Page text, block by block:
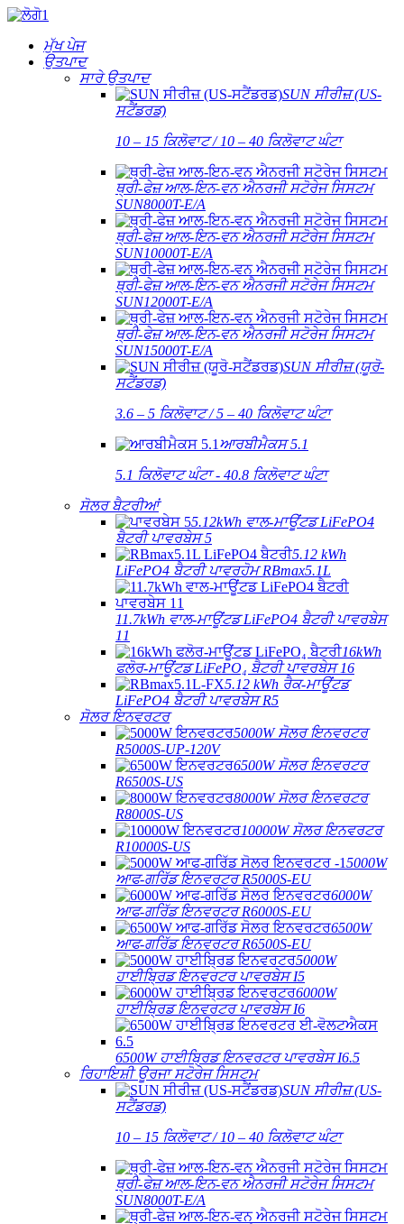
ਮੁੱਖ ਪੇਜ
ਉਤਪਾਦ
ਸਾਰੇ ਉਤਪਾਦ
SUN ਸੀਰੀਜ਼ (US-
ਸਟੈਂਡਰਡ)
10 – 15 ਕਿਲੋਵਾਟ / 10 – 40 ਕਿਲੋਵਾਟ ਘੰਟਾ
ਥ੍ਰੀ-ਫੇਜ਼ ਆਲ-ਇਨ-ਵਨ ਐਨਰਜੀ ਸਟੋਰੇਜ ਸਿਸਟਮ
SUN8000T-E/A
ਥ੍ਰੀ-ਫੇਜ਼ ਆਲ-ਇਨ-ਵਨ ਐਨਰਜੀ ਸਟੋਰੇਜ ਸਿਸਟਮ
SUN10000T-E/A
ਥ੍ਰੀ-ਫੇਜ਼ ਆਲ-ਇਨ-ਵਨ ਐਨਰਜੀ ਸਟੋਰੇਜ ਸਿਸਟਮ
SUN12000T-E/A
ਥ੍ਰੀ-ਫੇਜ਼ ਆਲ-ਇਨ-ਵਨ ਐਨਰਜੀ ਸਟੋਰੇਜ ਸਿਸਟਮ
SUN15000T-E/A
SUN ਸੀਰੀਜ਼ (ਯੂਰੋ-
ਸਟੈਂਡਰਡ)
3.6 – 5 ਕਿਲੋਵਾਟ / 5 – 40 ਕਿਲੋਵਾਟ ਘੰਟਾ
ਆਰਬੀਮੈਕਸ 5.1
5.1 ਕਿਲੋਵਾਟ ਘੰਟਾ - 40.8 ਕਿਲੋਵਾਟ ਘੰਟਾ
ਸੋਲਰ ਬੈਟਰੀਆਂ
5.12kWh ਵਾਲ-ਮਾਊਂਟਡ LiFePO4
ਬੈਟਰੀ ਪਾਵਰਬੇਸ 5
5.12 kWh
LiFePO4 ਬੈਟਰੀ ਪਾਵਰਹੋਮ RBmax5.1L
11.7kWh ਵਾਲ-ਮਾਊਂਟਡ LiFePO4 ਬੈਟਰੀ ਪਾਵਰਬੇਸ
11
16kWh
ਫਲੋਰ-ਮਾਊਂਟਡ LiFePO₄ ਬੈਟਰੀ ਪਾਵਰਬੇਸ 16
5.12 kWh ਰੈਕ-ਮਾਊਂਟਡ
LiFePO4 ਬੈਟਰੀ ਪਾਵਰਬੇਸ R5
ਸੋਲਰ ਇਨਵਰਟਰ
5000W ਸੋਲਰ ਇਨਵਰਟਰ
R5000S-UP-120V
6500W ਸੋਲਰ ਇਨਵਰਟਰ
R6500S-US
8000W ਸੋਲਰ ਇਨਵਰਟਰ
R8000S-US
10000W ਸੋਲਰ ਇਨਵਰਟਰ
R10000S-US
5000W
ਆਫ-ਗਰਿੱਡ ਇਨਵਰਟਰ R5000S-EU
6000W
ਆਫ-ਗਰਿੱਡ ਇਨਵਰਟਰ R6000S-EU
6500W
ਆਫ-ਗਰਿੱਡ ਇਨਵਰਟਰ R6500S-EU
5000W
ਹਾਈਬ੍ਰਿਡ ਇਨਵਰਟਰ ਪਾਵਰਬੇਸ I5
6000W
ਹਾਈਬ੍ਰਿਡ ਇਨਵਰਟਰ ਪਾਵਰਬੇਸ I6
6500W ਹਾਈਬ੍ਰਿਡ ਇਨਵਰਟਰ ਪਾਵਰਬੇਸ I6.5
ਰਿਹਾਇਸ਼ੀ ਊਰਜਾ ਸਟੋਰੇਜ ਸਿਸਟਮ
SUN ਸੀਰੀਜ਼ (US-
ਸਟੈਂਡਰਡ)
10 – 15 ਕਿਲੋਵਾਟ / 10 – 40 ਕਿਲੋਵਾਟ ਘੰਟਾ
ਥ੍ਰੀ-ਫੇਜ਼ ਆਲ-ਇਨ-ਵਨ ਐਨਰਜੀ ਸਟੋਰੇਜ ਸਿਸਟਮ
SUN8000T-E/A